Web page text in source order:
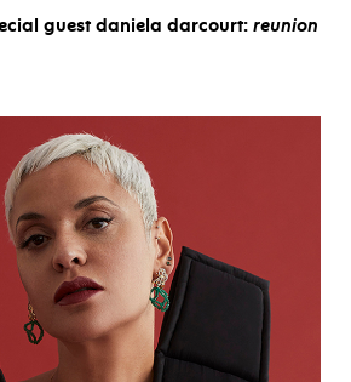
guest daniela darcourt: reunion